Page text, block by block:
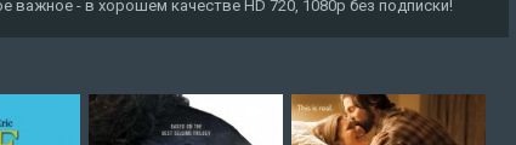
важное - в хорошем качестве HD 720, 1080p без подписки!